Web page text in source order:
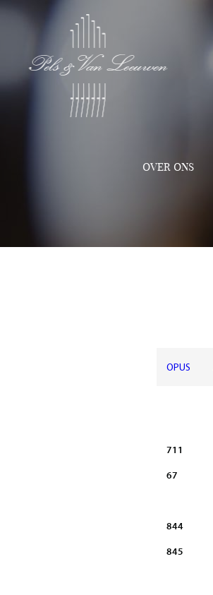
OVER ONS
OPUS
711
67
844
845